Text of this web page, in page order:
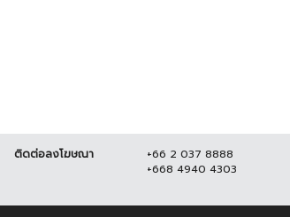
ติดต่อลงโฆษณา
+66 2 037 8888
+668 4940 4303